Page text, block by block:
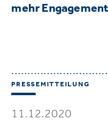
mehr Engagement
PRESSEMITTEILUNG
11.12.2020